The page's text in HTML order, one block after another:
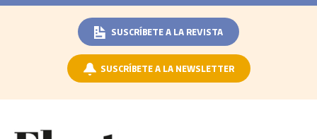
SUSCRÍBETE A LA REVISTA
SUSCRÍBETE A LA NEWSLETTER